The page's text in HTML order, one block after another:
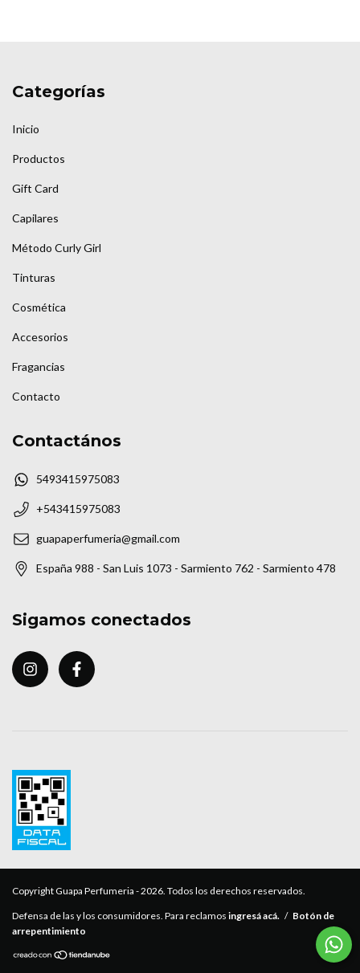
Categorías
Inicio
Productos
Gift Card
Capilares
Método Curly Girl
Tinturas
Cosmética
Accesorios
Fragancias
Contacto
Contactános
5493415975083
+543415975083
guapaperfumeria@gmail.com
España 988 - San Luis 1073 - Sarmiento 762 - Sarmiento 478
Sigamos conectados
Copyright Guapa Perfumeria - 2026. Todos los derechos reservados.
Defensa de las y los consumidores. Para reclamos ingresá acá. / Botón de
arrepentimiento